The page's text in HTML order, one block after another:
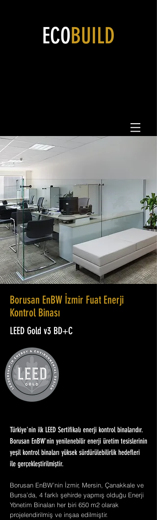
ECOBUILD
Borusan EnBW İzmir Fuat Enerji
Kontrol Binası
LEED Gold v3 BD+C
Türkiye'nin ilk LEED Sertifikalı enerji kontrol binalarıdır.
Borusan EnBW'nin yenilenebilir enerji üretim tesislerinin
yeşil kontrol binaları yüksek sürdürülebilirlik hedefleri
ile gerçekleştirilmiştir.
Borusan EnBW’nin İzmir, Mersin, Çanakkale ve
Bursa’da, 4 farklı şehirde yapmış olduğu Enerji
Yönetim Binaları her biri 650 m2 olarak
projelendirilmiş ve inşaa edilmiştir.